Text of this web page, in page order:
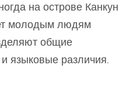
на острове Канкун
молодым людям
общие
языковые различия.